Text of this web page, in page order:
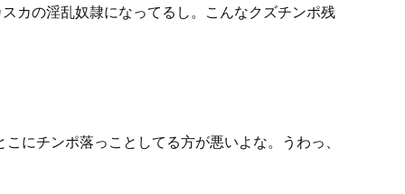
カの淫乱奴隷になってるし。こんなクズチンポ残
にチンポ落っことしてる方が悪いよな。うわっ、